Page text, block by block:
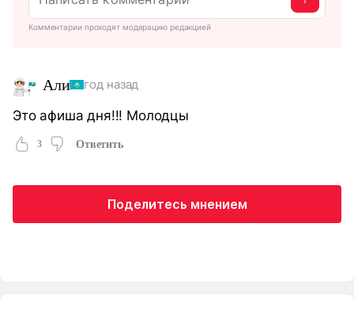
Комментарии проходят модерацию редакцией
Али год назад
Это афиша дня!!! Молодцы
3 Ответить
Поделитесь мнением